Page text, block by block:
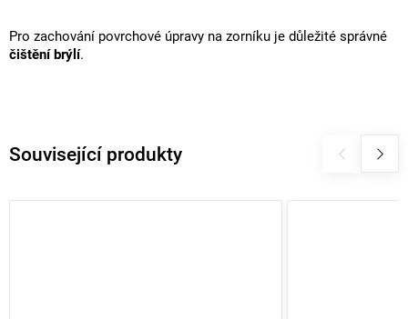
Související produkty
Pro zachování povrchové úpravy na zorníku je důležité správné
čištění brýlí.